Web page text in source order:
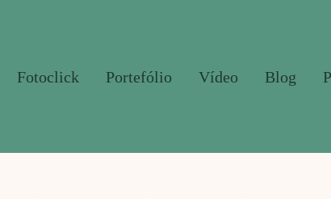
Fotoclick Portefólio Vídeo Blog